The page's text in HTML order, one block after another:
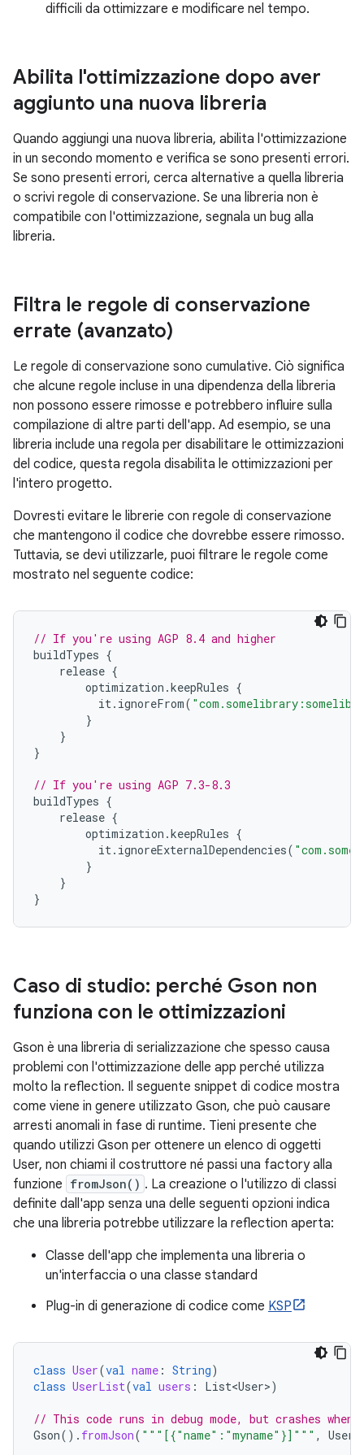
difficili da ottimizzare e modificare nel tempo.
Abilita l'ottimizzazione dopo aver
aggiunto una nuova libreria
Quando aggiungi una nuova libreria, abilita l'ottimizzazione
in un secondo momento e verifica se sono presenti errori.
Se sono presenti errori, cerca alternative a quella libreria
o scrivi regole di conservazione. Se una libreria non è
compatibile con l'ottimizzazione, segnala un bug alla
libreria.
Filtra le regole di conservazione
errate (avanzato)
Le regole di conservazione sono cumulative. Ciò significa
che alcune regole incluse in una dipendenza della libreria
non possono essere rimosse e potrebbero influire sulla
compilazione di altre parti dell'app. Ad esempio, se una
libreria include una regola per disabilitare le ottimizzazioni
del codice, questa regola disabilita le ottimizzazioni per
l'intero progetto.
Dovresti evitare le librerie con regole di conservazione
che mantengono il codice che dovrebbe essere rimosso.
Tuttavia, se devi utilizzarle, puoi filtrare le regole come
mostrato nel seguente codice:
// If you're using AGP 8.4 and higher
buildTypes {
release {
optimization .keepRules {
it. ignoreFrom(
}
}
}
// If you're using AGP 7.3-8.3
buildTypes {
release {
optimization .keepRules {
it. ignoreExternalDependencies(
}
}
}
Caso di studio: perché Gson non
funziona con le ottimizzazioni
Gson è una libreria di serializzazione che spesso causa
problemi con l'ottimizzazione delle app perché utilizza
molto la reflection. Il seguente snippet di codice mostra
come viene in genere utilizzato Gson, che può causare
arresti anomali in fase di runtime. Tieni presente che
quando utilizzi Gson per ottenere un elenco di oggetti
User, non chiami il costruttore né passi una factory alla
funzione fromJson() . La creazione o l'utilizzo di classi
definite dall'app senza una delle seguenti opzioni indica
che una libreria potrebbe utilizzare la reflection aperta:
Classe dell'app che implementa una libreria o
un'interfaccia o una classe standard
Plug-in di generazione di codice come KSP
class User(val name : String)
class UserList(val users : List<User>)
// This code runs in debug mode, but crashes when
Gson(). fromJson( """[{"name":"myname"}]""" , User